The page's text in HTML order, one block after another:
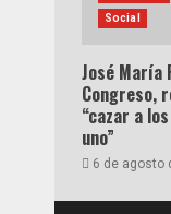
Social
José María
Congreso,
“cazar a
uno”
6 de agosto